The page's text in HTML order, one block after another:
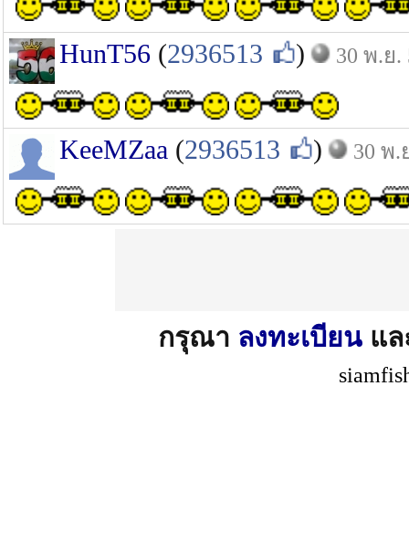
HunT56 (2936513 ) 30 พ.ย.
KeeMZaa (2936513 ) 30 พ.
กรุณา ลงทะเบียน แ